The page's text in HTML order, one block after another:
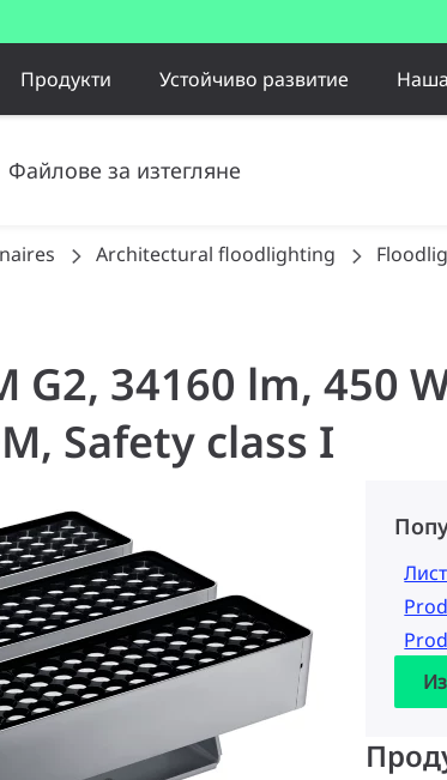
Продукти Устойчиво развитие
Файлове за изтегляне
Architectural floodlighting
G2, 34160 lm, 450
Safety class I